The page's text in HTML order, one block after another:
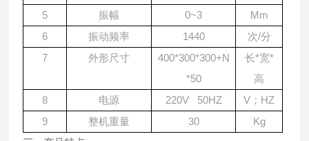
5
振幅 0~3
Mm
6
振动频率 1440
次/分
7
外形尺寸
400*300*300+N
*50
长*宽*
高
8
电源 220V 50HZ
V；HZ
9
整机重量 30
Kg